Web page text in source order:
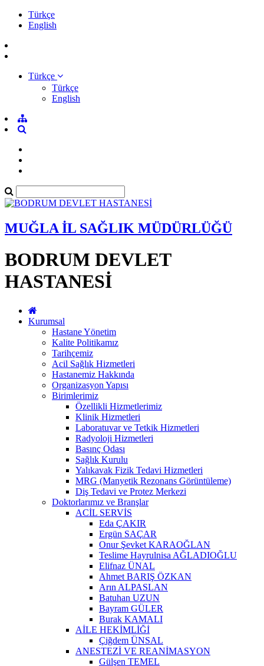
Türkçe
English
Türkçe
Türkçe
English
MUĞLA İL SAĞLIK MÜDÜRLÜĞÜ
BODRUM DEVLET
HASTANESİ
Kurumsal
Hastane Yönetim
Kalite Politikamız
Tarihçemiz
Acil Sağlık Hizmetleri
Hastanemiz Hakkında
Organizasyon Yapısı
Birimlerimiz
Özellikli Hizmetlerimiz
Klinik Hizmetleri
Laboratuvar ve Tetkik Hizmetleri
Radyoloji Hizmetleri
Basınç Odası
Sağlık Kurulu
Yalıkavak Fizik Tedavi Hizmetleri
MRG (Manyetik Rezonans Görüntüleme)
Diş Tedavi ve Protez Merkezi
Doktorlarımız ve Branşlar
ACİL SERVİS
Eda ÇAKIR
Ergün SAÇAR
Onur Şevket KARAOĞLAN
Teslime Hayrulnisa AĞLADIOĞLU
Elifnaz ÜNAL
Ahmet BARIŞ ÖZKAN
Arın ALPASLAN
Batuhan UZUN
Bayram GÜLER
Burak KAMALI
AİLE HEKİMLİĞİ
Çiğdem ÜNSAL
ANESTEZİ VE REANİMASYON
Gülşen TEMEL